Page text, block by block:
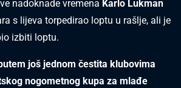
nadoknade vremena Karlo Lukman
s lijeva torpedirao loptu u rašlje, ali je
izbiti loptu.
još jednom čestita klubovima
nogometnog kupa za mlađe